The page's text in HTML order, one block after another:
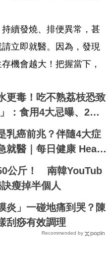
續發燒、排便異常，甚
立即就醫。因為，發現
機會越大！把握當下，
更毒！吃不熟荔枝恐致
」：食用4大忌曝、2病
乳癌前兆？伴隨4大症
就醫｜每日健康 Healt
公斤！ 南韓YouTub
瘦掉半個人
炎」一碰地痛到哭？陳
刮痧有效調理
Recommended by